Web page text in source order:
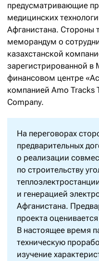
предусматривающие
медицинских
Афганистана. Стороны
меморандум о
казахстанской
зарегистрированной
финансовом центре
компанией Amo Tracks
Company.
На переговорах
предварительных
о реализации
по строительству
и генерацией
Афганистана.
проекта
В настоящее время
техническую
изучение